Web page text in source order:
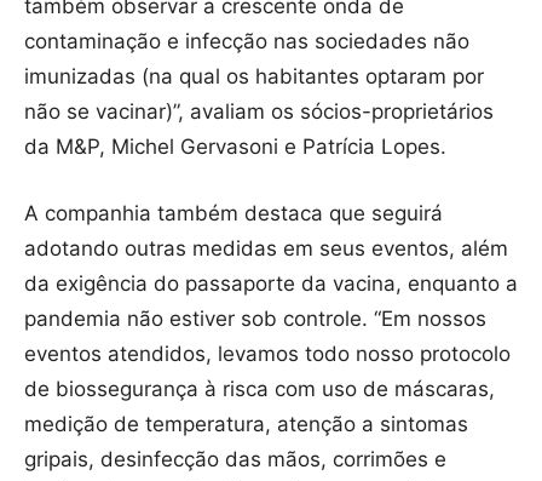
também observar a crescente onda de
contaminação e infecção nas sociedades não
imunizadas (na qual os habitantes optaram por
não se vacinar)”, avaliam os sócios-proprietários
da M&P, Michel Gervasoni e Patrícia Lopes.
A companhia também destaca que seguirá
adotando outras medidas em seus eventos, além
da exigência do passaporte da vacina, enquanto a
pandemia não estiver sob controle. “Em nossos
eventos atendidos, levamos todo nosso protocolo
de biossegurança à risca com uso de máscaras,
medição de temperatura, atenção a sintomas
gripais, desinfecção das mãos, corrimões e